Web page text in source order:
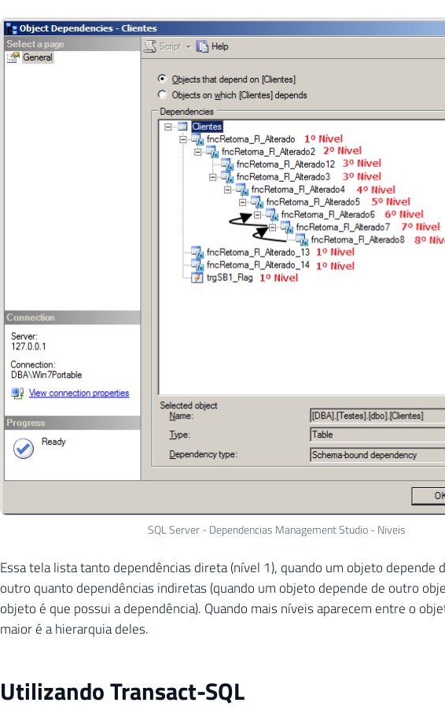
SQL Server - Dependencias Management Studio - Niveis
Essa tela lista tanto dependências direta (nível 1), quando um objeto depende
outro quanto dependências indiretas (quando um objeto depende de outro
objeto é que possui a dependência). Quando mais níveis aparecem entre o
maior é a hierarquia deles.
Utilizando Transact-SQL